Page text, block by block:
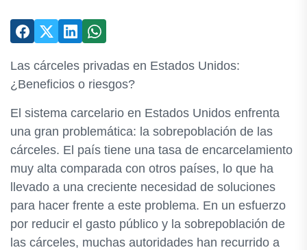
Las cárceles privadas en Estados Unidos:
¿Beneficios o riesgos?
El sistema carcelario en Estados Unidos enfrenta
una gran problemática: la sobrepoblación de las
cárceles. El país tiene una tasa de encarcelamiento
muy alta comparada con otros países, lo que ha
llevado a una creciente necesidad de soluciones
para hacer frente a este problema. En un esfuerzo
por reducir el gasto público y la sobrepoblación de
las cárceles, muchas autoridades han recurrido a